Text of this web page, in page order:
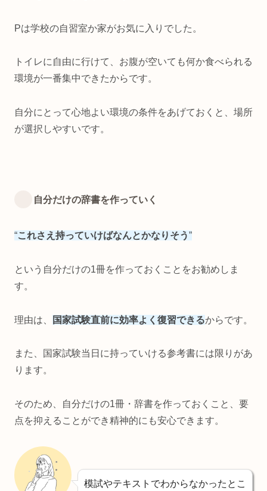
Pは学校の自習室か家がお気に入りでした。
トイレに自由に行けて、お腹が空いても何か食べられる
環境が一番集中できたからです。
自分にとって心地よい環境の条件をあげておくと、場所
が選択しやすいです。
自分だけの辞書を作っていく
“これさえ持っていけばなんとかなりそう”
という自分だけの1冊を作っておくことをお勧めしま
す。
理由は、 国家試験直前に効率よく復習できるからです。
また、国家試験当日に持っていける参考書には限りがあ
ります。
そのため、自分だけの1冊・辞書を作っておくこと、要
点を抑えることができ精神的にも安心できます。
模試やテキストでわからなかったとこ